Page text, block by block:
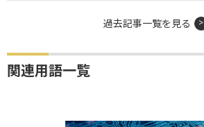
過去記事一覧を見る
関連用語一覧